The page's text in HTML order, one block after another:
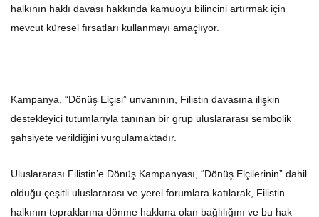
halkının haklı davası hakkında kamuoyu bilincini artırmak için
mevcut küresel fırsatları kullanmayı amaçlıyor.
Kampanya, “Dönüş Elçisi” unvanının, Filistin davasına ilişkin
destekleyici tutumlarıyla tanınan bir grup uluslararası sembolik
şahsiyete verildiğini vurgulamaktadır.
Uluslararası Filistin’e Dönüş Kampanyası, “Dönüş Elçilerinin” dahil
olduğu çeşitli uluslararası ve yerel forumlara katılarak, Filistin
halkının topraklarına dönme hakkına olan bağlılığını ve bu hak